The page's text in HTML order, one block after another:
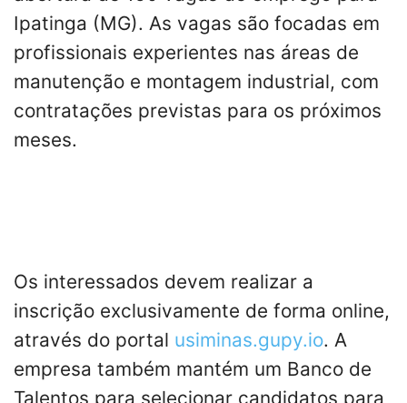
Ipatinga (MG). As vagas são focadas em
profissionais experientes nas áreas de
manutenção e montagem industrial, com
contratações previstas para os próximos
meses.
Os interessados devem realizar a
inscrição exclusivamente de forma online,
através do portal usiminas.gupy.io. A
empresa também mantém um Banco de
Talentos para selecionar candidatos para